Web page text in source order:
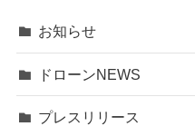
お知らせ
ドローンNEWS
プレスリリース